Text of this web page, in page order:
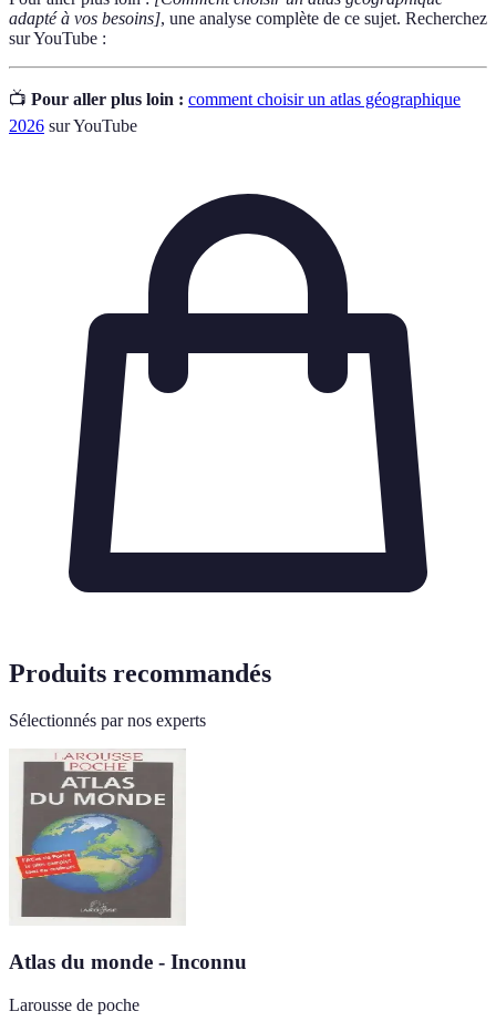
adapté à vos besoins], une analyse complète de ce sujet. Recherchez
sur YouTube :
📺 Pour aller plus loin : comment choisir un atlas géographique
2026 sur YouTube
Produits recommandés
Sélectionnés par nos experts
Atlas du monde - Inconnu
Larousse de poche